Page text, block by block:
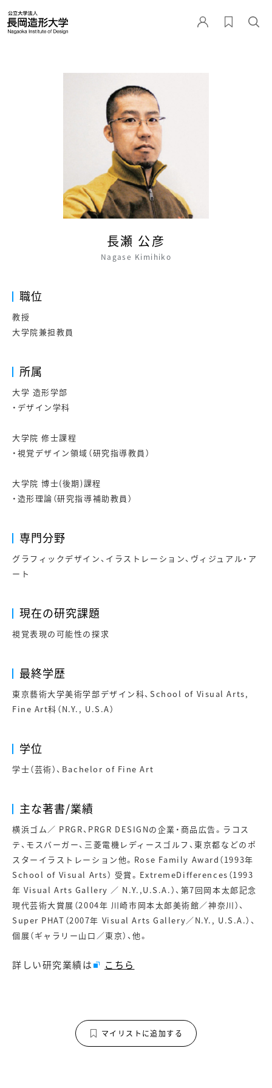
長瀬 公彦
Nagase Kimihiko
職位
教授
大学院兼担教員
所属
大学 造形学部
・デザイン学科
大学院 修士課程
・視覚デザイン領域（研究指導教員）
大学院 博士(後期)課程
・造形理論（研究指導補助教員）
専門分野
グラフィックデザイン、イラストレーション、ヴィジュアル・ア
ート
現在の研究課題
視覚表現の可能性の探求
最終学歴
東京藝術大学美術学部デザイン科、School of Visual Arts,
Fine Art科（N.Y., U.S.A）
学位
学士（芸術）、Bachelor of Fine Art
主な著書/業績
横浜ゴム／ PRGR、PRGR DESIGNの企業・商品広告。ラコス
テ、モスバーガー、三菱電機レディースゴルフ、東京都などのポ
スターイラストレーション他。Rose Family Award（1993年
School of Visual Arts） 受賞。ExtremeDifferences（1993
年 Visual Arts Gallery ／ N.Y.,U.S.A.）、第7回岡本太郎記念
現代芸術大賞展（2004年 川崎市岡本太郎美術館／神奈川）、
Super PHAT（2007年 Visual Arts Gallery／N.Y., U.S.A.）、
個展（ギャラリー山口／東京）、他。
詳しい研究業績は こちら
マイリストに追加する